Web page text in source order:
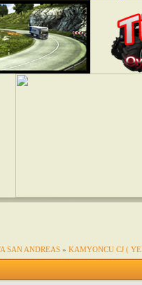
SAN ANDREAS » KAMYONCU CJ (